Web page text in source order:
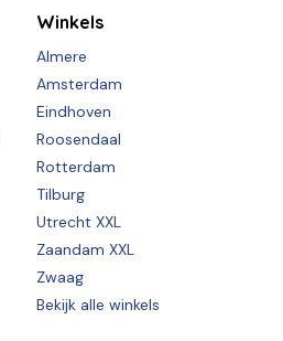
Winkels
Almere
Amsterdam
Eindhoven
Roosendaal
Rotterdam
Tilburg
Utrecht XXL
Zaandam XXL
Zwaag
Bekijk alle winkels